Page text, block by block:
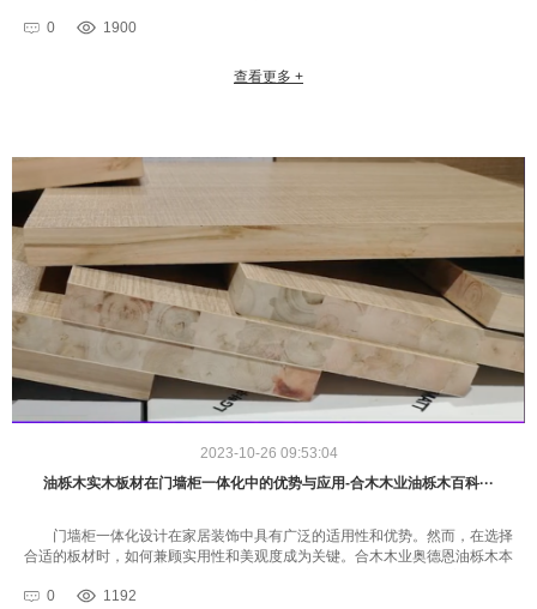
0
1900
查看更多 +
2023-10-26 09:53:04
油栎木实木板材在门墙柜一体化中的优势与应用-合木木业油栎木百科···
门墙柜一体化设计在家居装饰中具有广泛的适用性和优势。然而，在选择
合适的板材时，如何兼顾实用性和美观度成为关键。合木木业奥德恩油栎木本
0
1192